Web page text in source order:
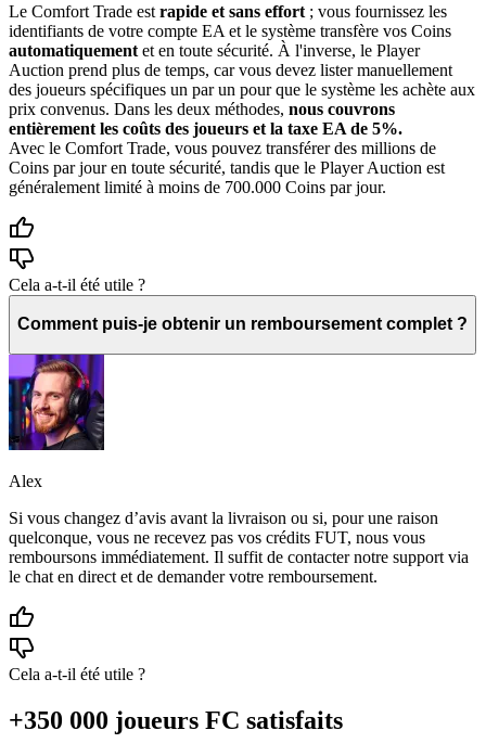
Le Comfort Trade est rapide et sans effort ; vous fournissez les
identifiants de votre compte EA et le système transfère vos Coins
automatiquement et en toute sécurité. À l'inverse, le Player
Auction prend plus de temps, car vous devez lister manuellement
des joueurs spécifiques un par un pour que le système les achète aux
prix convenus. Dans les deux méthodes, nous couvrons
entièrement les coûts des joueurs et la taxe EA de 5%.
Avec le Comfort Trade, vous pouvez transférer des millions de
Coins par jour en toute sécurité, tandis que le Player Auction est
généralement limité à moins de 700.000 Coins par jour.
Cela a-t-il été utile ?
Comment puis-je obtenir un remboursement complet ?
Alex
Si vous changez d’avis avant la livraison ou si, pour une raison
quelconque, vous ne recevez pas vos crédits FUT, nous vous
remboursons immédiatement. Il suffit de contacter notre support via
le chat en direct et de demander votre remboursement.
Cela a-t-il été utile ?
+350 000 joueurs FC satisfaits